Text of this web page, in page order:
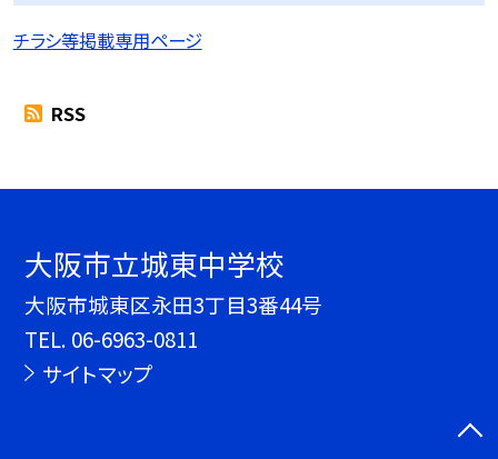
チラシ等掲載専用ページ
RSS
大阪市立城東中学校
大阪市城東区永田3丁目3番44号
TEL. 06-6963-0811
サイトマップ